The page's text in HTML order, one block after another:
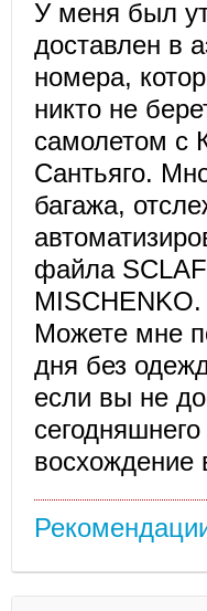
У меня был
доставлен в
номера,
никто не
самолетом с
Сантьяго.
багажа,
файла
Можете мне
дня без
если вы не
восхождение